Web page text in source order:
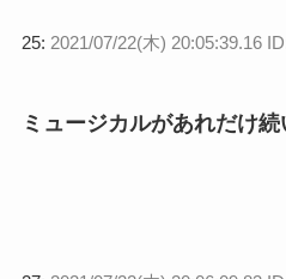
25: 2021/07/22(木) 20:05:39.16
ミュージカルがあれだけ